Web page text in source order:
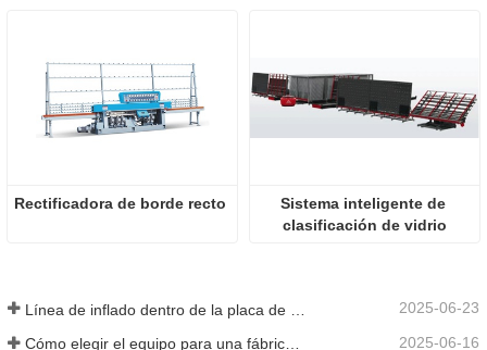
Rectificadora de borde recto
Sistema inteligente de
clasificación de vidrio
2025-06-23
2025-06-16